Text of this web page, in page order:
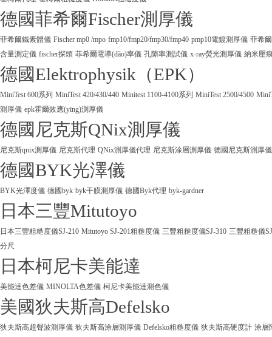
德國菲希爾Fischer測厚儀
菲希爾鐵素體儀 Fischer mp0 /mpo fmp10/fmp20/fmp30/fmp40 pmp10電鍍測厚儀 菲希
含量測定儀 fischer探頭 菲希爾電導(dǎo)率儀 孔隙率測試儀 x-ray熒光測厚儀 納米壓
德國Elektrophysik（EPK）
MiniTest 600系列 MiniTest 420/430/440 Minitest 1100-4100系列 MiniTest 2500/4500
測厚儀 epk霍爾效應(yīng)測厚儀
德國尼克斯QNix測厚儀
尼克斯qnix測厚儀 尼克斯代理 QNix測厚儀代理 尼克斯涂層測厚儀 德國尼克斯測厚儀
德國BYK光澤儀
BYK光澤度儀 德國byk byk干膜測厚儀 德國Byk代理 byk-gardner
日本三豐Mitutoyo
日本三豐粗糙度儀SJ-210 Mitutoyo SJ-201粗糙度儀 三豐粗糙度儀SJ-310 三豐粗糙儀
分尺
日本柯尼卡美能達
美能達色差儀 MINOLTA色差儀 柯尼卡美能達測色儀
美國狄夫斯高Defelsko
狄夫斯高超聲波測厚儀 狄夫斯高涂層測厚儀 Defelsko粗糙度儀 狄夫斯高硬度計 涂層